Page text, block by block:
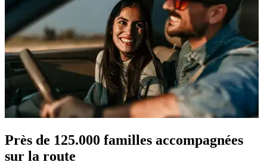
Près de 125.000 familles accompagnées
sur la route